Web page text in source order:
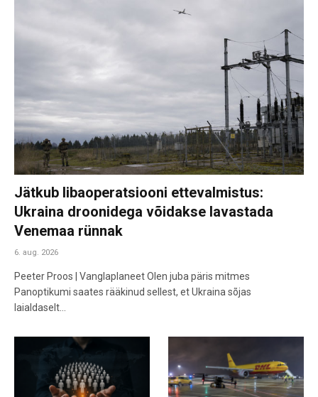
Jätkub libaoperatsiooni ettevalmistus:
Ukraina droonidega võidakse lavastada
Venemaa rünnak
6. aug. 2026
Peeter Proos | Vanglaplaneet Olen juba päris mitmes
Panoptikumi saates rääkinud sellest, et Ukraina sõjas
laialdaselt…